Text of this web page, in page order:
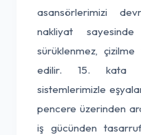
asansörlerimizi
nakliyat
sürüklenmez, çizilme
edilir. 15. kata
sistemlerimizle
pencere üzerinden
iş gücünden